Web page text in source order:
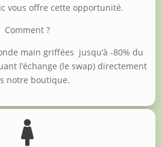
vous offre cette opportunité.
Comment ?
main griffées jusqu’à -80% du
l’échange (le swap) directement
notre boutique.
